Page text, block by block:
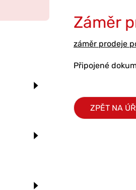
Záměr
záměr prodeje
Připojené
ZPĚT NA